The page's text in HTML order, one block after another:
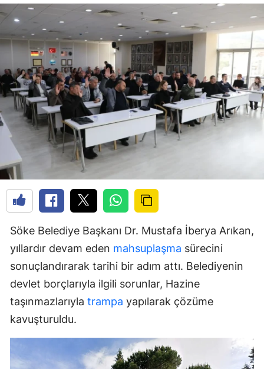
Söke Belediye Başkanı Dr. Mustafa İberya Arıkan,
yıllardır devam eden mahsuplaşma sürecini
sonuçlandırarak tarihi bir adım attı. Belediyenin
devlet borçlarıyla ilgili sorunlar, Hazine
taşınmazlarıyla trampa yapılarak çözüme
kavuşturuldu.